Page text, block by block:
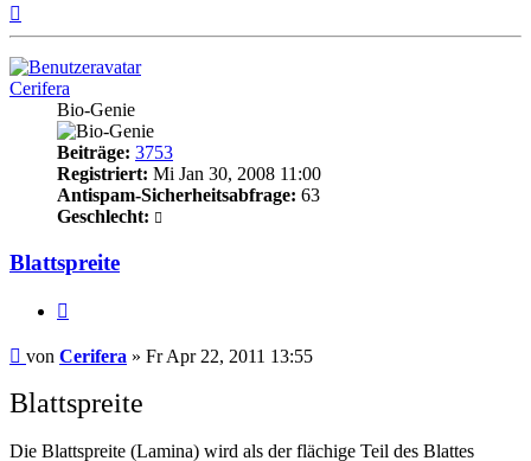
Cerifera
Bio-Genie
Beiträge: 3753
Registriert: Mi Jan 30, 2008 11:00
Antispam-Sicherheitsabfrage: 63
Geschlecht:
Blattspreite
Beitrag
von Cerifera » Fr Apr 22, 2011 13:55
Blattspreite
Die Blattspreite (Lamina) wird als der flächige Teil des Blattes